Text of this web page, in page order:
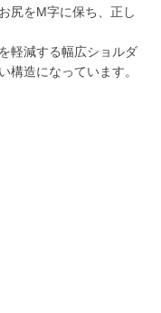
尻をM字に保ち、正し
軽減する幅広ショルダ
構造になっています。